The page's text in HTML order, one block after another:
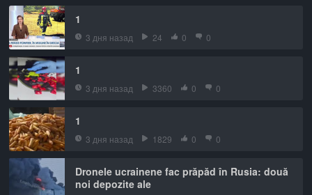
1
3 дня назад 24 0 0
1
3 дня назад 3360 0 0
1
3 дня назад 1829 0 0
Dronele ucrainene fac prăpăd în Rusia: două
noi depozite ale